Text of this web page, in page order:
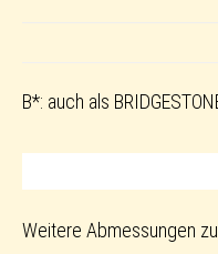
B*: auch als
Weitere Abmessungen